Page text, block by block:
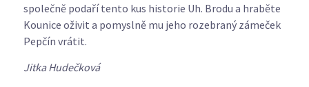
společně podaří tento kus historie Uh. Brodu a hraběte
Kounice oživit a pomyslně mu jeho rozebraný zámeček
Pepčín vrátit.
Jitka Hudečková